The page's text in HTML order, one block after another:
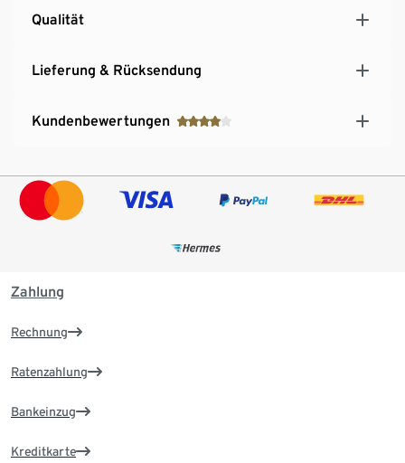
Qualität
Lieferung & Rücksendung
Kundenbewertungen
Zahlung
Rechnung
Ratenzahlung
Bankeinzug
Kreditkarte